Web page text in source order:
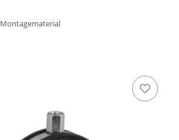
Montagematerial